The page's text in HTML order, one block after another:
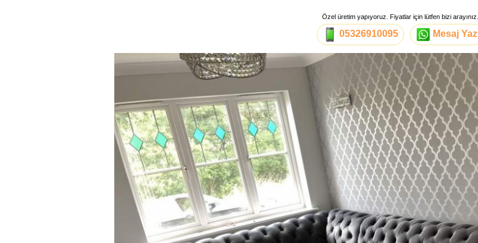
Özel üretim yapıyoruz. Fiyatlar için lütfen bizi arayınız.
05326910095 Mesaj Yaz